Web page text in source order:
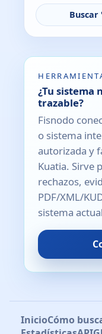
Buscar
¿Tu sistema
trazable?
Fisnodo
o sistema
autorizada y
Kuatia. Sirve
rechazos,
PDF/XML/
sistema
InicioCómo